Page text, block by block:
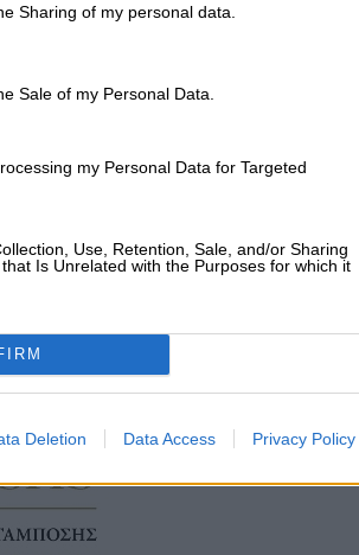
Sharing of my personal data.
Sale of my Personal Data.
my Personal Data for Targeted
Use, Retention, Sale, and/or Sharing
Is Unrelated with the Purposes for which it
Deletion Data Access Privacy Policy